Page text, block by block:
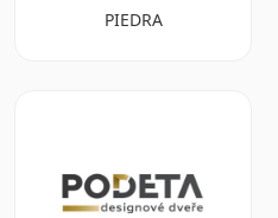
PIEDRA